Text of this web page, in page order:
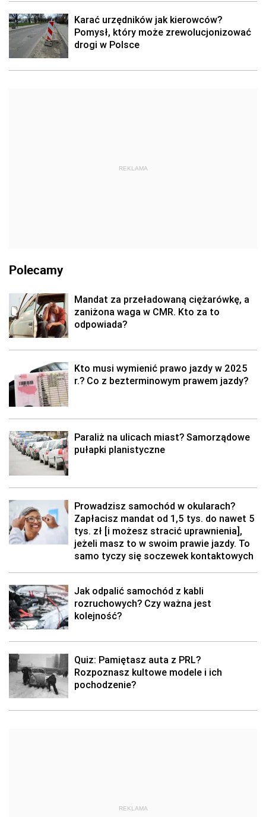
Karać urzędników jak kierowców?
Pomysł, który może zrewolucjonizować
drogi w Polsce
REKLAMA
Polecamy
Mandat za przeładowaną ciężarówkę, a
zaniżona waga w CMR. Kto za to
odpowiada?
Kto musi wymienić prawo jazdy w 2025
r.? Co z bezterminowym prawem jazdy?
Paraliż na ulicach miast? Samorządowe
pułapki planistyczne
Prowadzisz samochód w okularach?
Zapłacisz mandat od 1,5 tys. do nawet 5
tys. zł [i możesz stracić uprawnienia],
jeżeli masz to w swoim prawie jazdy. To
samo tyczy się soczewek kontaktowych
Jak odpalić samochód z kabli
rozruchowych? Czy ważna jest
kolejność?
Quiz: Pamiętasz auta z PRL?
Rozpoznasz kultowe modele i ich
pochodzenie?
REKLAMA